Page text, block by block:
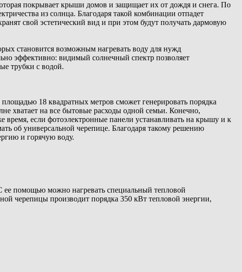
покрывает крыши домов и защищает их от дождя и снега. По
из солнца. Благодаря такой комбинации отпадет
свой эстетический вид и при этом будут получать дармовую
становится возможным нагревать воду для нужд
эффективно: видимый солнечный спектр позволяет
трубки с водой.
18 квадратных метров сможет генерировать порядка
хватает на все бытовые расходы одной семьи. Конечно,
если фотоэлектронные панели устанавливать на крышу и к
об универсальной черепице. Благодаря такому решению
и горячую воду.
ее помощью можно нагревать специальный тепловой
черепицы производит порядка 350 кВт тепловой энергии,